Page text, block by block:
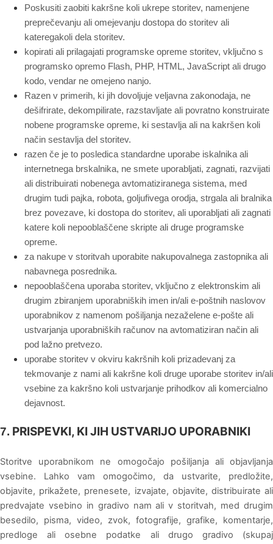
Poskusiti zaobiti kakršne koli ukrepe storitev, namenjene
preprečevanju ali omejevanju dostopa do storitev ali
kateregakoli dela storitev.
kopirati ali prilagajati programske opreme storitev, vključno s
programsko opremo Flash, PHP, HTML, JavaScript ali drugo
kodo, vendar ne omejeno nanjo.
Razen v primerih, ki jih dovoljuje veljavna zakonodaja, ne
dešifrirate, dekompilirate, razstavljate ali povratno konstruirate
nobene programske opreme, ki sestavlja ali na kakršen koli
način sestavlja del storitev.
razen če je to posledica standardne uporabe iskalnika ali
internetnega brskalnika, ne smete uporabljati, zagnati, razvijati
ali distribuirati nobenega avtomatiziranega sistema, med
drugim tudi pajka, robota, goljufivega orodja, strgala ali bralnika
brez povezave, ki dostopa do storitev, ali uporabljati ali zagnati
katere koli nepooblaščene skripte ali druge programske
opreme.
za nakupe v storitvah uporabite nakupovalnega zastopnika ali
nabavnega posrednika.
nepooblaščena uporaba storitev, vključno z elektronskim ali
drugim zbiranjem uporabniških imen in/ali e-poštnih naslovov
uporabnikov z namenom pošiljanja nezaželene e-pošte ali
ustvarjanja uporabniških računov na avtomatiziran način ali
pod lažno pretvezo.
uporabe storitev v okviru kakršnih koli prizadevanj za
tekmovanje z nami ali kakršne koli druge uporabe storitev in/ali
vsebine za kakršno koli ustvarjanje prihodkov ali komercialno
dejavnost.
7. PRISPEVKI, KI JIH USTVARIJO UPORABNIKI
Storitve uporabnikom ne omogočajo pošiljanja ali objavljanja
vsebine. Lahko vam omogočimo, da ustvarite, predložite,
objavite, prikažete, prenesete, izvajate, objavite, distribuirate ali
predvajate vsebino in gradivo nam ali v storitvah, med drugim
besedilo, pisma, video, zvok, fotografije, grafike, komentarje,
predloge ali osebne podatke ali drugo gradivo (skupaj